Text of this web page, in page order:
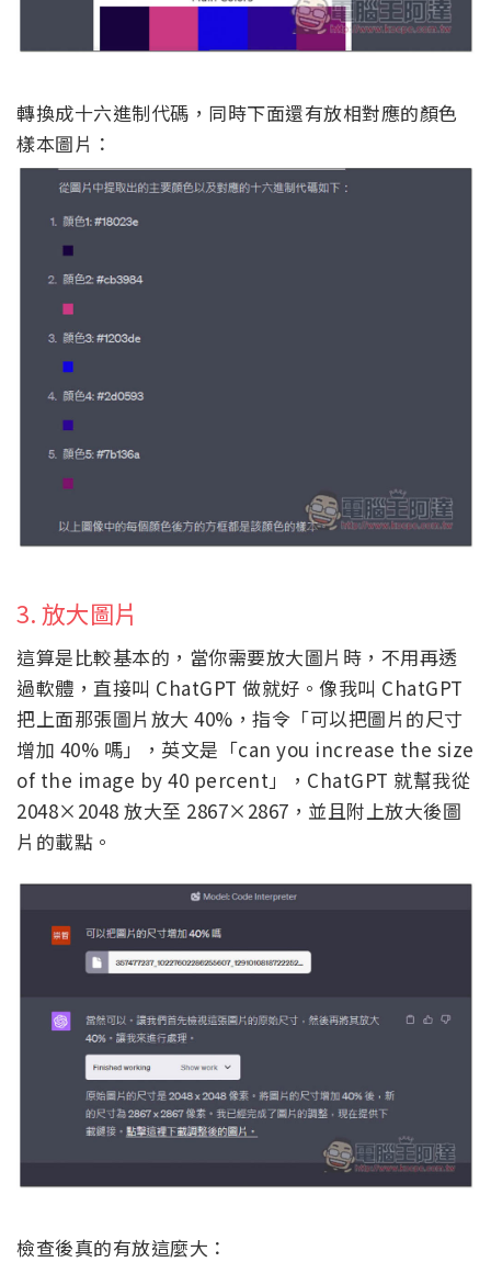
轉換成十六進制代碼，同時下面還有放相對應的顏色
樣本圖片：
3. 放大圖片
這算是比較基本的，當你需要放大圖片時，不用再透
過軟體，直接叫 ChatGPT 做就好。像我叫 ChatGPT
把上面那張圖片放大 40%，指令「可以把圖片的尺寸
增加 40% 嗎」，英文是「can you increase the size
of the image by 40 percent」，ChatGPT 就幫我從
2048×2048 放大至 2867×2867，並且附上放大後圖
片的載點。
檢查後真的有放這麼大：